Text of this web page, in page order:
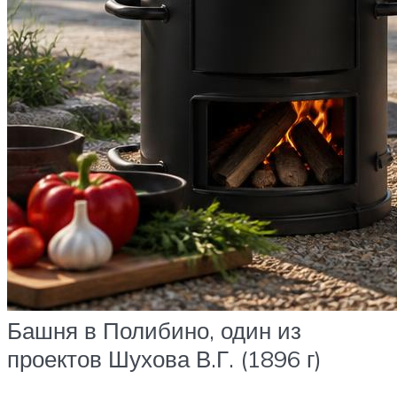
Башня в Полибино, один из
проектов Шухова В.Г. (1896 г)